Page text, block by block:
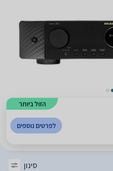
הזול ביותר
לפרטים נוספים
סינון